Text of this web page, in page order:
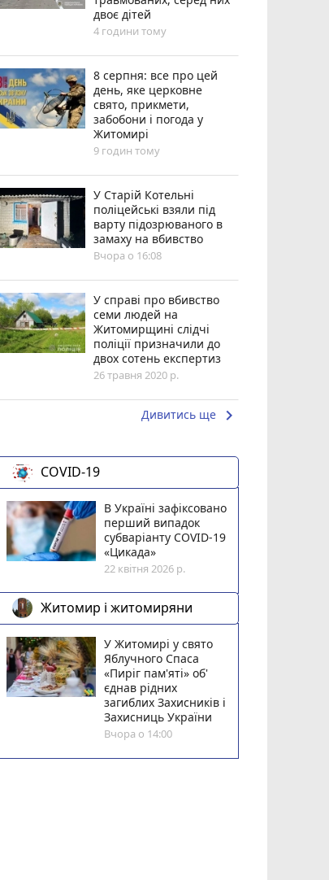
двоє дітей
4 години тому
8 серпня: все про цей
день, яке церковне
свято, прикмети,
забобони і погода у
Житомирі
9 годин тому
У Старій Котельні
поліцейські взяли під
варту підозрюваного в
замаху на вбивство
Вчора о 16:08
У справі про вбивство
семи людей на
Житомирщині слідчі
поліції призначили до
двох сотень експертиз
26 травня 2020 р.
Дивитись ще keyboard_arrow_right
COVID-19
В Україні зафіксовано
перший випадок
субваріанту COVID-19
«Цикада»
22 квітня 2026 р.
Житомир і житомиряни
У Житомирі у свято
Яблучного Спаса
«Пиріг пам'яті» об'
єднав рідних
загиблих Захисників і
Захисниць України
Вчора о 14:00